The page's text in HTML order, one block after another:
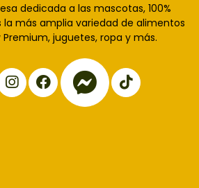
dedicada a las mascotas, 100%
más amplia variedad de alimentos
juguetes, ropa y más.